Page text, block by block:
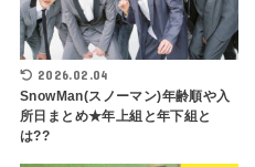
2026.02.04
SnowMan(スノーマン)年齢順や入
所日まとめ★年上組と年下組と
は??